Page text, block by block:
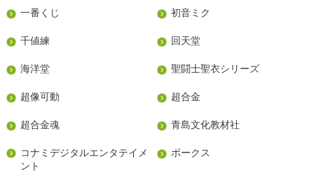
一番くじ 初音ミク
千値練 回天堂
海洋堂 聖闘士聖衣シリーズ
超像可動 超合金
超合金魂 青島文化教材社
コナミデジタルエンタテイメ
ント
ボークス